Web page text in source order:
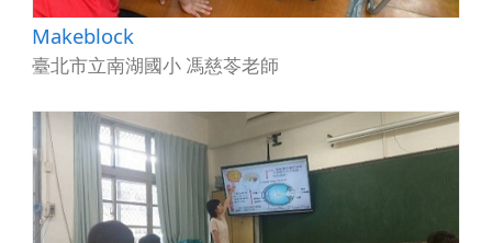
Makeblock
臺北市立南湖國小 馮慈苓老師